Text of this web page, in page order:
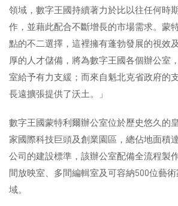
領域，數字王國持續著力於比以往任何時
作，並藉此配合不斷增長的市場需求。蒙
點的不二選擇，這裡擁有蓬勃發展的視效
厚的人才儲備，將為數字王國各個辦公室
室給予有力支緩；而來自魁北克省政府的
長遠擴張提供了沃土。」
數字王國蒙特利爾辦公室位於歷史悠久的
家國際科技巨頭及創業園區，總佔地面積
公司的建設標準，該辦公室配備全流程製
間放映室、多間編輯室及可容納500位藝
域。